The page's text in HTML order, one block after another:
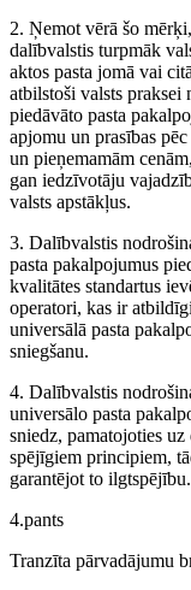
2. Ņemot vērā šo mērķi,
dalībvalstis turpmāk
aktos pasta jomā vai
atbilstoši valsts praksei
piedāvāto pasta
apjomu un prasības
un pieņemamām
gan iedzīvotāju
valsts apstākļus.
3. Dalībvalstis
pasta pakalpojumus
kvalitātes standartus
operatori, kas ir
universālā pasta
sniegšanu.
4. Dalībvalstis
universālo pasta
sniedz, pamatojoties uz
spējīgiem principiem,
garantējot to ilgtspējību.
4.pants
Tranzīta pārvadājumu